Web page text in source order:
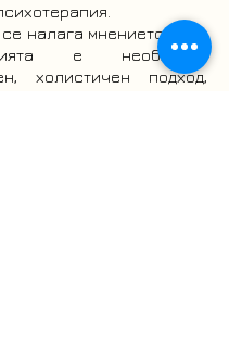
налага мнението, че в
е необходим
холистичен подход,